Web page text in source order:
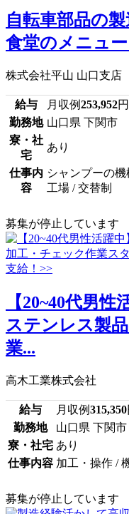
自転車部品の
食堂のメニュ
株式会社平山 山口支店
給与 月収例253,952円
勤務地 山口県 下関市
寮・社
宅
あり
仕事内
容
シャンプーの
工場 / 交替制
募集が停止しています
【20~40代男
ステンレス製
業...
高木工業株式会社
給与 月収例315,350
勤務地
山口県 下関市
寮・社宅 あり
仕事内容 加工・操作 /
募集が停止しています